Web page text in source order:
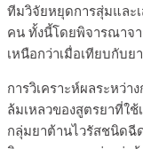
ทีมวิจัยหยุดการสุ่มและ
คน ทั้งนี้โดยพิจารณาจ
เหนือกว่าเมื่อเทียบกับ
การวิเคราะห์ผลระหว่า
ล้มเหลวของสูตรยาที่ใ
กลุ่มยาต้านไวรัสชนิดฉี